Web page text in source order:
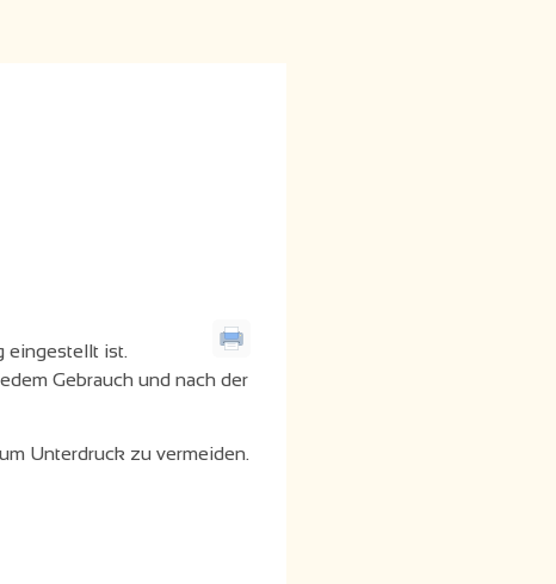
eingestellt ist.
Gebrauch und nach der
Unterdruck zu vermeiden.